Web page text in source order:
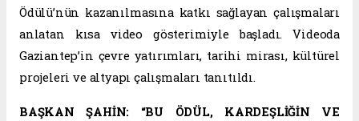
Ödülü’nün kazanılmasına katkı sağlayan çalışmaları
anlatan kısa video gösterimiyle başladı. Videoda
Gaziantep’in çevre yatırımları, tarihi mirası, kültürel
projeleri ve altyapı çalışmaları tanıtıldı.
BAŞKAN ŞAHİN: “BU ÖDÜL, KARDEŞLİĞİN VE